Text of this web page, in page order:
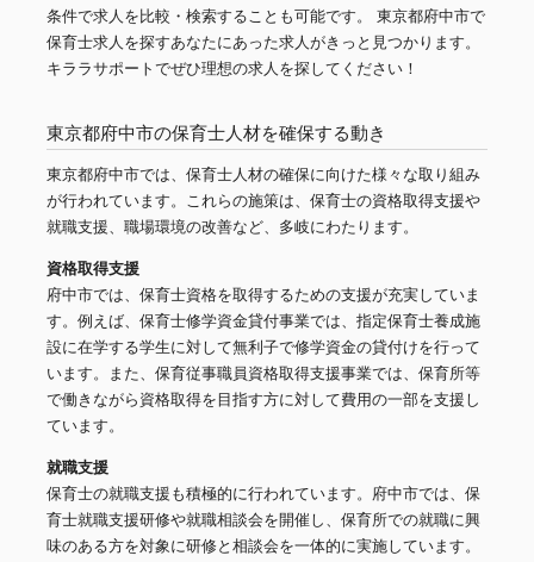
条件で求人を比較・検索することも可能です。 東京都府中市で
保育士求人を探すあなたにあった求人がきっと見つかります。
キララサポートでぜひ理想の求人を探してください！
東京都府中市の保育士人材を確保する動き
東京都府中市では、保育士人材の確保に向けた様々な取り組み
が行われています。これらの施策は、保育士の資格取得支援や
就職支援、職場環境の改善など、多岐にわたります。
資格取得支援
府中市では、保育士資格を取得するための支援が充実していま
す。例えば、保育士修学資金貸付事業では、指定保育士養成施
設に在学する学生に対して無利子で修学資金の貸付けを行って
います。また、保育従事職員資格取得支援事業では、保育所等
で働きながら資格取得を目指す方に対して費用の一部を支援し
ています。
就職支援
保育士の就職支援も積極的に行われています。府中市では、保
育士就職支援研修や就職相談会を開催し、保育所での就職に興
味のある方を対象に研修と相談会を一体的に実施しています。